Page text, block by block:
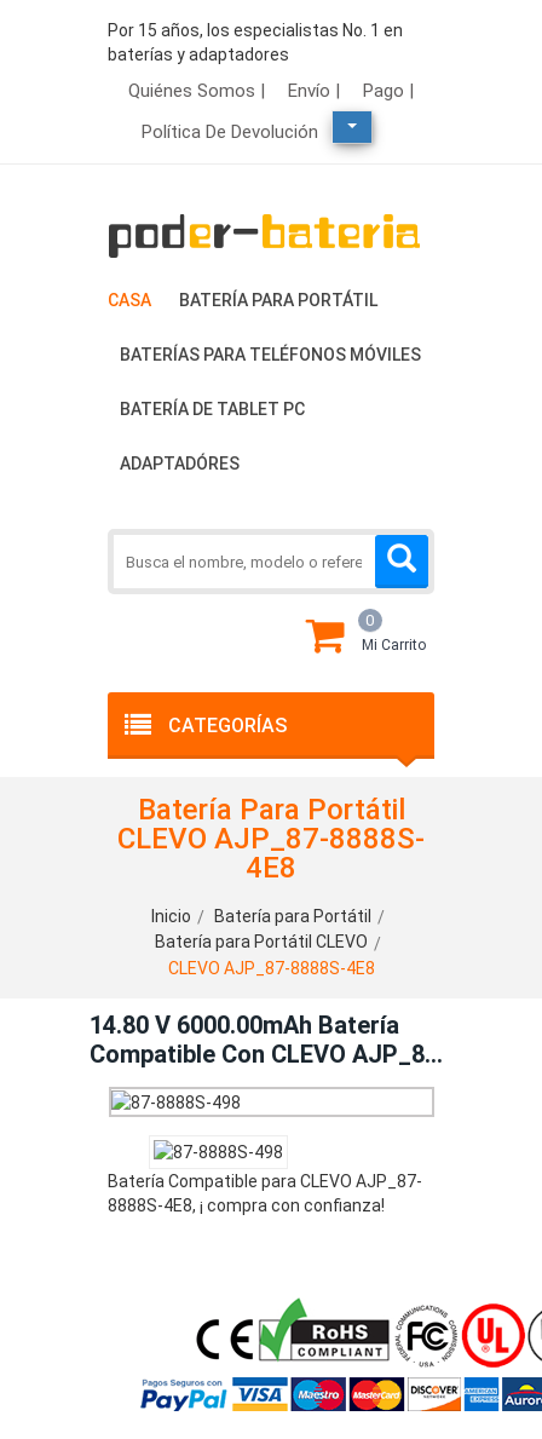
Por 15 años, los especialistas No. 1 en
baterías y adaptadores
Quiénes Somos | Envío |
Pago |
Política De Devolución
CASA BATERÍA PARA PORTÁTIL
BATERÍAS PARA TELÉFONOS MÓVILES
BATERÍA DE TABLET PC
ADAPTADÓRES
CATEGORÍAS
0
Mi Carrito
Batería Para Portátil
CLEVO AJP_87-8888S-
4E8
Inicio
Batería para Portátil
Batería para Portátil CLEVO
CLEVO AJP_87-8888S-4E8
14.80 V 6000.00mAh Batería
Compatible Con CLEVO AJP_87-
8888S-4E8
Batería Compatible para CLEVO AJP_87-
8888S-4E8, ¡ compra con confianza!